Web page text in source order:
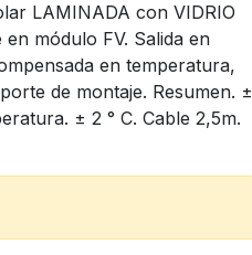
LAMINADA con VIDRIO
módulo FV. Salida en
en temperatura,
de montaje. Resumen. ±
± 2 ° C. Cable 2,5m.